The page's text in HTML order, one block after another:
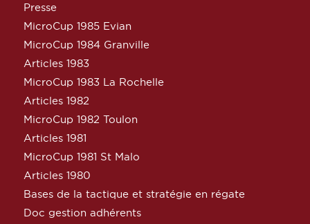
Presse
MicroCup 1985 Evian
MicroCup 1984 Granville
Articles 1983
MicroCup 1983 La Rochelle
Articles 1982
MicroCup 1982 Toulon
Articles 1981
MicroCup 1981 St Malo
Articles 1980
Bases de la tactique et stratégie en régate
Doc gestion adhérents